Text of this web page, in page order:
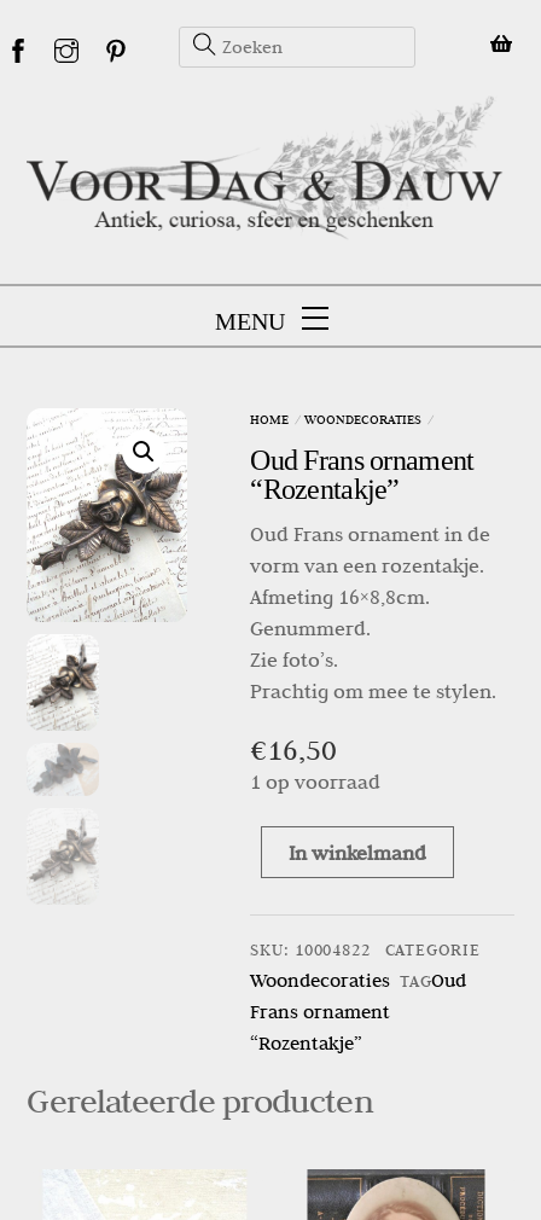
to
MENU
HOME WOONDECORATIES
Oud Frans ornament
“Rozentakje”
Oud Frans ornament in de
vorm van een rozentakje.
Afmeting 16×8,8cm.
Genummerd.
Zie foto’s.
Prachtig om mee te stylen.
€16,50
1 op voorraad
“Rozentakje”
aantal
In winkelmand
SKU: 10004822 CATEGORIE
Woondecoraties TAGOud
Frans ornament
“Rozentakje”
Gerelateerde producten